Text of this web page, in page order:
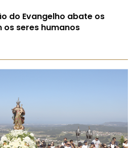
do Evangelho abate os
seres humanos